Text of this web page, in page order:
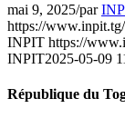
mai 9, 2025/par
https://
INPIT https://
INPIT2025-05-09
République du